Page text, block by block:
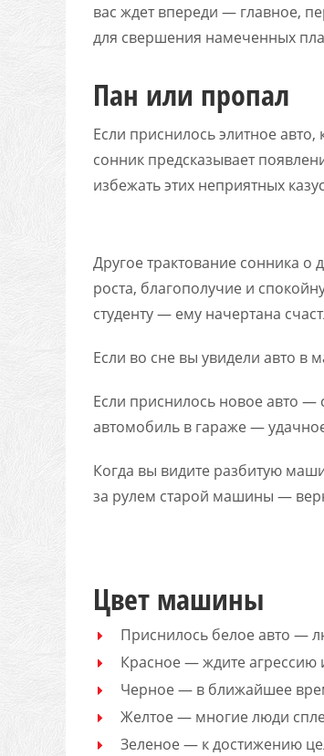
вас ждет впереди — главное,
для свершения намеченных
Пан или пропал
Если приснилось элитное
сонник предсказывает
избежать этих неприятных
Другое трактование сонника
роста, благополучие и
студенту — ему начертана
Если во сне вы увидели авто в
Если приснилось новое авто
автомобиль в гараже —
Когда вы видите разбитую
за рулем старой машины —
Цвет машины
Приснилось белое авто —
Красное — ждите агрессию
Черное — в ближайшее
Желтое — многие люди
Зеленое — к достижению